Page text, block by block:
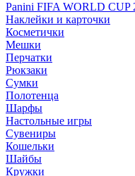
Panini FIFA WORLD CUP
Наклейки и карточки
Косметички
Мешки
Перчатки
Рюкзаки
Сумки
Полотенца
Шарфы
Настольные игры
Сувениры
Кошельки
Шайбы
Кружки